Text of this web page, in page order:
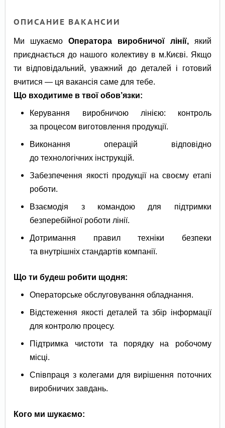
ОПИСАНИЕ ВАКАНСИИ
Ми шукаємоОператора виробничої лінії,
який
приєднається до нашого колективу в м.Києві. Якщо
ти відповідальний, уважний до деталей і готовий
вчитися — ця вакансія саме для тебе.
Що входитиме в твої обов’язки:
Керування виробничою лінією: контроль
за процесом виготовлення продукції.
Виконання операцій відповідно
до технологічних інструкцій.
Забезпечення якості продукції на своєму етапі
роботи.
Взаємодія з командою для підтримки
безперебійної роботи лінії.
Дотримання правил техніки безпеки
та внутрішніх стандартів компанії.
Що ти будеш робити щодня:
Операторське обслуговування обладнання.
Відстеження якості деталей та збір інформації
для контролю процесу.
Підтримка чистоти та порядку на робочому
місці.
Співпраця з колегами для вирішення поточних
виробничих завдань.
Кого ми шукаємо: